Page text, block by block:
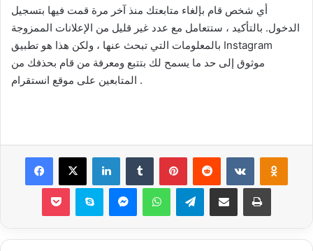
أي شخص قام بإلغاء متابعتك منذ آخر مرة قمت فيها بتسجيل
الدخول. بالتأكيد ، ستتعامل مع عدد غير قليل من الإعلانات الممزوجة
بالمعلومات التي تبحث عنها ، ولكن هذا هو تطبيق Instagram
موثوق إلى حد ما يسمح لك بتتبع ومعرفة من قام بحذفك من
المتابعين على موقع انستقرام .
Facebook
X LinkedInTumblr PinterestReddit VKontakte
Pocket Skype MessengerWhatsAppTelegramShare via Email Print